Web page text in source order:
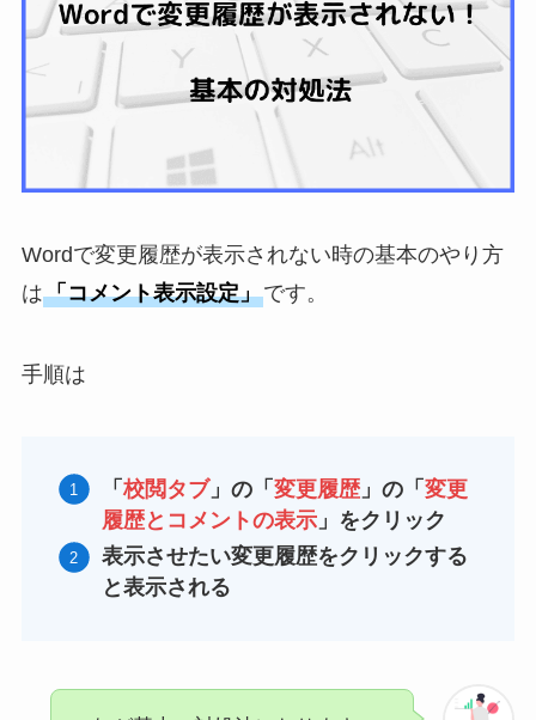
Wordで変更履歴が表示されない時の基本のやり方
は「コメント表示設定」です。
手順は
「校閲タブ 」の「変更履歴 」の「変更
履歴とコメントの表示 」をクリック
表示させたい変更履歴をクリックする
と表示される